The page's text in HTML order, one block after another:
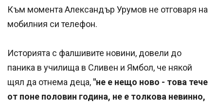
Към момента Александър Урумов не отговаря на
мобилния си телефон.
Историята с фалшивите новини, довели до
паника в училища в Сливен и Ямбол, че някой
щял да отнема деца, "не е нещо ново - това тече
от поне половин година, не е толкова невинно,